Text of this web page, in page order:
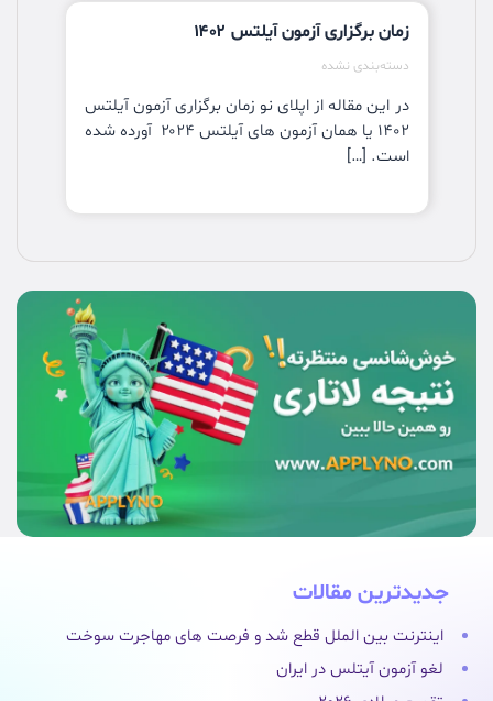
زمان برگزاری آزمون آیلتس ۱۴۰۲
دسته‌بندی نشده
در این مقاله از اپلای نو زمان برگزاری آزمون آیلتس
۱۴۰۲ یا همان آزمون های آیلتس ۲۰۲۴ آورده شده
است. […]
جدیدترین مقالات
اینترنت بین الملل قطع شد و فرصت های مهاجرت سوخت
لغو آزمون آیتلس در ایران